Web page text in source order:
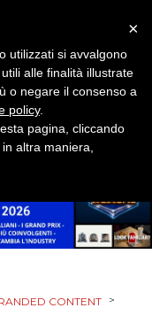
CONTENT >
×
utilizzati si avvalgono
alle finalità illustrate
o negare il consenso a
policy.
pagina, cliccando
altra maniera,